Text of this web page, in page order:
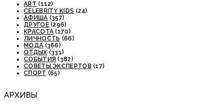
ART (112)
CELEBRITY KIDS (24)
АФИША (357)
ДРУГОЕ(296)
КРАСОТА (170)
ЛИЧНОСТЬ (66)
МОДА (366)
ОТДЫХ (331)
СОБЫТИЯ (382)
СОВЕТЫ ЭКСПЕРТОВ (17)
СПОРТ (65)
АРХИВЫ